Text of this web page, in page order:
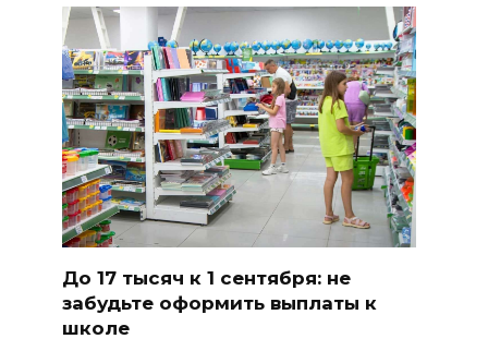
До 17 тысяч к 1 сентября: не
забудьте оформить выплаты к
школе